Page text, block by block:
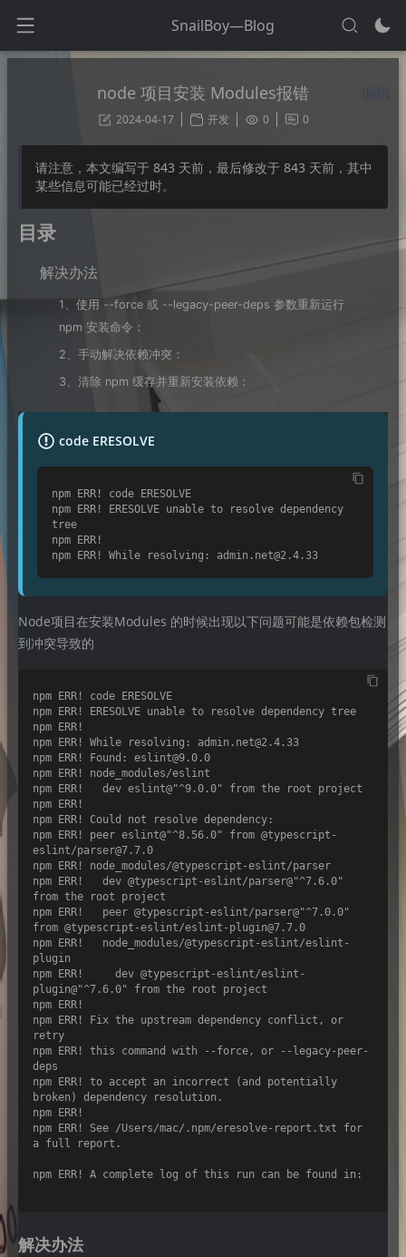
SnailBoy—Blog
node 项目安装 Modules报错
2024-04-17 开发 0 0
请注意，本文编写于 843 天前，最后修改于 843 天前，其中
某些信息可能已经过时。
目录
解决办法
1、使用 --force 或 --legacy-peer-deps 参数重新运行
npm 安装命令：
2、手动解决依赖冲突：
3、清除 npm 缓存并重新安装依赖：
code ERESOLVE
npm ERR! code ERESOLVE
npm ERR! ERESOLVE unable to resolve dependency
tree
npm ERR!
npm ERR! While resolving: admin.net@2.4.33
Node项目在安装Modules 的时候出现以下问题可能是依赖包检测
到冲突导致的
npm ERR! code ERESOLVE
npm ERR! ERESOLVE unable to resolve dependency tree
npm ERR!
npm ERR! While resolving: admin.net@2.4.33
npm ERR! Found: eslint@9.0.0
npm ERR! node_modules/eslint
npm ERR!   dev eslint@"^9.0.0" from the root project
npm ERR!
npm ERR! Could not resolve dependency:
npm ERR! peer eslint@"^8.56.0" from @typescript-
eslint/parser@7.7.0
npm ERR! node_modules/@typescript-eslint/parser
npm ERR!   dev @typescript-eslint/parser@"^7.6.0"
from the root project
npm ERR!   peer @typescript-eslint/parser@"^7.0.0"
from @typescript-eslint/eslint-plugin@7.7.0
npm ERR!   node_modules/@typescript-eslint/eslint-
plugin
npm ERR!     dev @typescript-eslint/eslint-
plugin@"^7.6.0" from the root project
npm ERR!
npm ERR! Fix the upstream dependency conflict, or
retry
npm ERR! this command with --force, or --legacy-peer-
deps
npm ERR! to accept an incorrect (and potentially
broken) dependency resolution.
npm ERR!
npm ERR! See /Users/mac/.npm/eresolve-report.txt for
a full report.
npm ERR! A complete log of this run can be found in:
解决办法